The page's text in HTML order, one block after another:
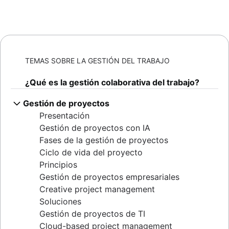
TEMAS SOBRE LA GESTIÓN DEL TRABAJO
¿Qué es la gestión colaborativa del trabajo?
Gestión de proyectos
Presentación
Gestión de proyectos con IA
Fases de la gestión de proyectos
Ciclo de vida del proyecto
Principios
Gestión de proyectos empresariales
Creative project management
Soluciones
Gestión de proyectos de TI
Cloud-based project management